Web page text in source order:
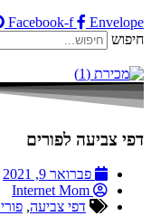
Facebook-f
Envelope
חיפוש
דפי צביעה לפורים
פברואר 9, 2021
Internet Mom
דפי צביעה,